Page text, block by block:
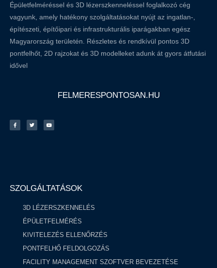
Épületfelméréssel és 3D lézerszkenneléssel foglalkozó cég
vagyunk, amely hatékony szolgáltatásokat nyújt az ingatlan-,
építészeti, építőipari és infrastrukturális iparágakban egész
Magyarország területén. Részletes és rendkívül pontos 3D
pontfelhőt, 2D rajzokat és 3D modelleket adunk át gyors átfutási
idővel
FELMERESPONTOSAN.HU
SZOLGÁLTATÁSOK
3D LÉZERSZKENNELÉS
ÉPÜLETFELMÉRÉS
KIVITELEZÉS ELLENŐRZÉS
PONTFELHŐ FELDOLGOZÁS ​
FACILITY MANAGEMENT SZOFTVER BEVEZETÉSE